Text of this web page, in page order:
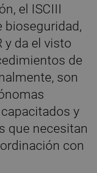
el ISCIII
bioseguridad,
y da el visto
de
son
y
que necesitan
con